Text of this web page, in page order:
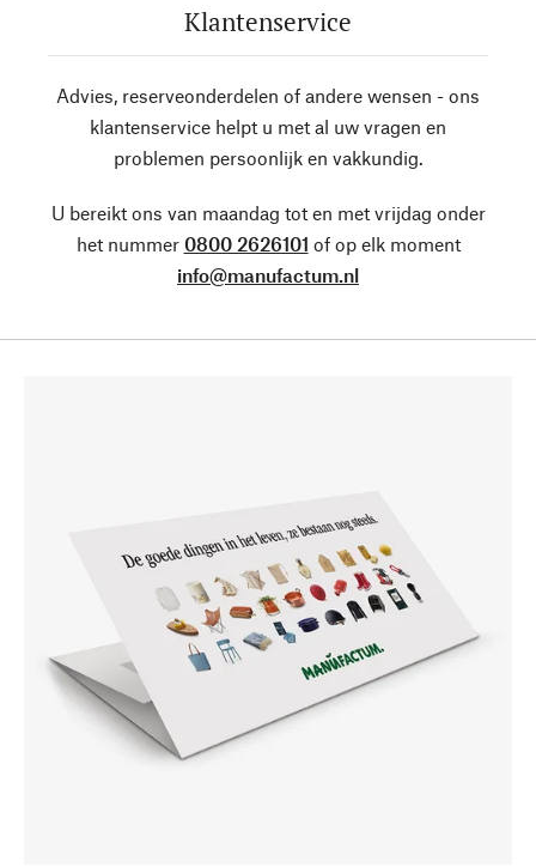
Klantenservice
Advies, reserveonderdelen of andere wensen - ons
klantenservice helpt u met al uw vragen en
problemen persoonlijk en vakkundig.
U bereikt ons van maandag tot en met vrijdag onder
het nummer 0800 2626101 of op elk moment
info@manufactum.nl